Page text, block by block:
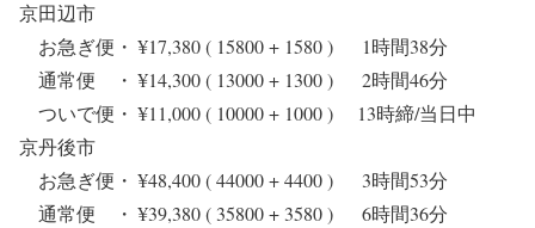
京田辺市
お急ぎ便・ ¥17,380 ( 15800 + 1580 ) 1時間38分
通常便 ・ ¥14,300 ( 13000 + 1300 ) 2時間46分
ついで便・ ¥11,000 ( 10000 + 1000 ) 13時締/当日中
京丹後市
お急ぎ便・ ¥48,400 ( 44000 + 4400 ) 3時間53分
通常便 ・ ¥39,380 ( 35800 + 3580 ) 6時間36分